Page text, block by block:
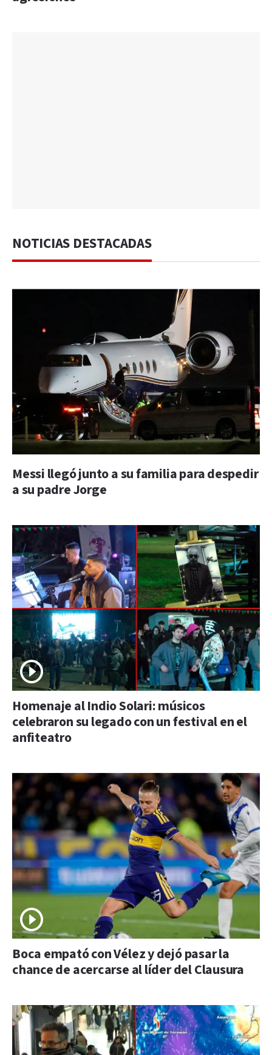
NOTICIAS DESTACADAS
Messi llegó junto a su familia para despedir
a su padre Jorge
Homenaje al Indio Solari: músicos
celebraron su legado con un festival en el
anfiteatro
Boca empató con Vélez y dejó pasar la
chance de acercarse al líder del Clausura